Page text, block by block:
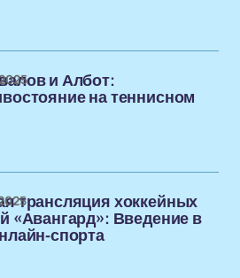
и Албот:
на теннисном
трансляция хоккейных
«Авангард»: Введение в
спорта